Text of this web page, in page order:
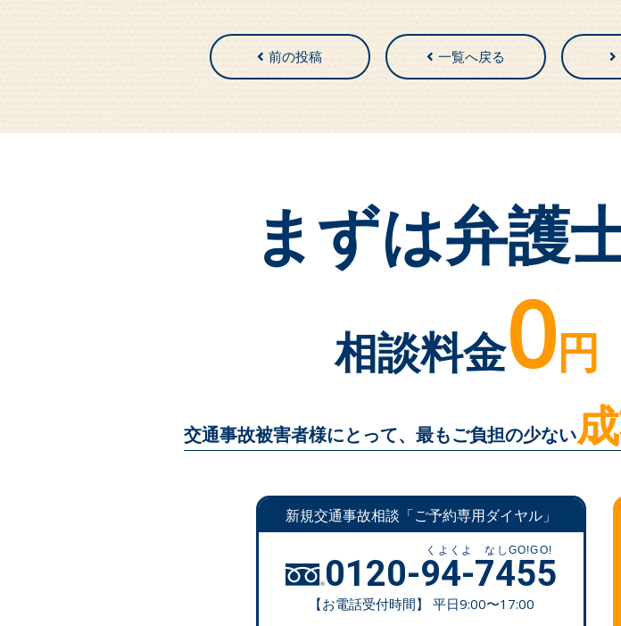
前の投稿 一覧へ戻る
まずは弁護
相談料金0円
交通事故被害者様にとって、 最もご負担の少ない
新規交通事故相談「ご予約専用ダイヤル」
0120-94-7455
【お電話受付時間】 平日9:00〜17:00